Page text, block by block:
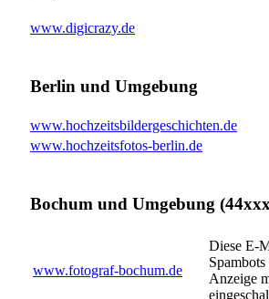
www.digicrazy.de
Berlin und Umgebung
www.hochzeitsbildergeschichten.de
www.hochzeitsfotos-berlin.de
Bochum und Umgebung
www.fotograf-bochum.de
Diese E-
Anzeige